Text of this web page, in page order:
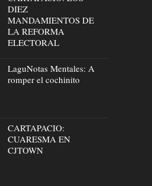
DIEZ
MANDAMIENTOS DE
LA REFORMA
ELECTORAL
LaguNotas Mentales: A
romper el cochinito
CARTAPACIO:
CUARESMA EN
CJTOWN